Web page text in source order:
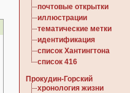
почтовые открытки
иллюстрации
тематические метки
идентификация
список Хантингтона
список 416
Прокудин-Горский
хронология жизни